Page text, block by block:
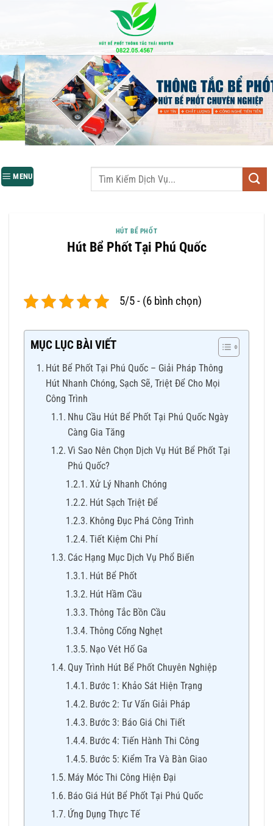
dung
MENU
HÚT BỂ PHỐT
Hút Bể Phốt Tại Phú Quốc
5/5 - (6 bình chọn)
MỤC LỤC BÀI VIẾT
Hút Bể Phốt Tại Phú Quốc – Giải Pháp Thông
Hút Nhanh Chóng, Sạch Sẽ, Triệt Để Cho Mọi
Công Trình
Nhu Cầu Hút Bể Phốt Tại Phú Quốc Ngày
Càng Gia Tăng
Vì Sao Nên Chọn Dịch Vụ Hút Bể Phốt Tại
Phú Quốc?
Xử Lý Nhanh Chóng
Hút Sạch Triệt Để
Không Đục Phá Công Trình
Tiết Kiệm Chi Phí
Các Hạng Mục Dịch Vụ Phổ Biến
Hút Bể Phốt
Hút Hầm Cầu
Thông Tắc Bồn Cầu
Thông Cống Nghẹt
Nạo Vét Hố Ga
Quy Trình Hút Bể Phốt Chuyên Nghiệp
Bước 1: Khảo Sát Hiện Trạng
Bước 2: Tư Vấn Giải Pháp
Bước 3: Báo Giá Chi Tiết
Bước 4: Tiến Hành Thi Công
Bước 5: Kiểm Tra Và Bàn Giao
Máy Móc Thi Công Hiện Đại
Báo Giá Hút Bể Phốt Tại Phú Quốc
Ứng Dụng Thực Tế